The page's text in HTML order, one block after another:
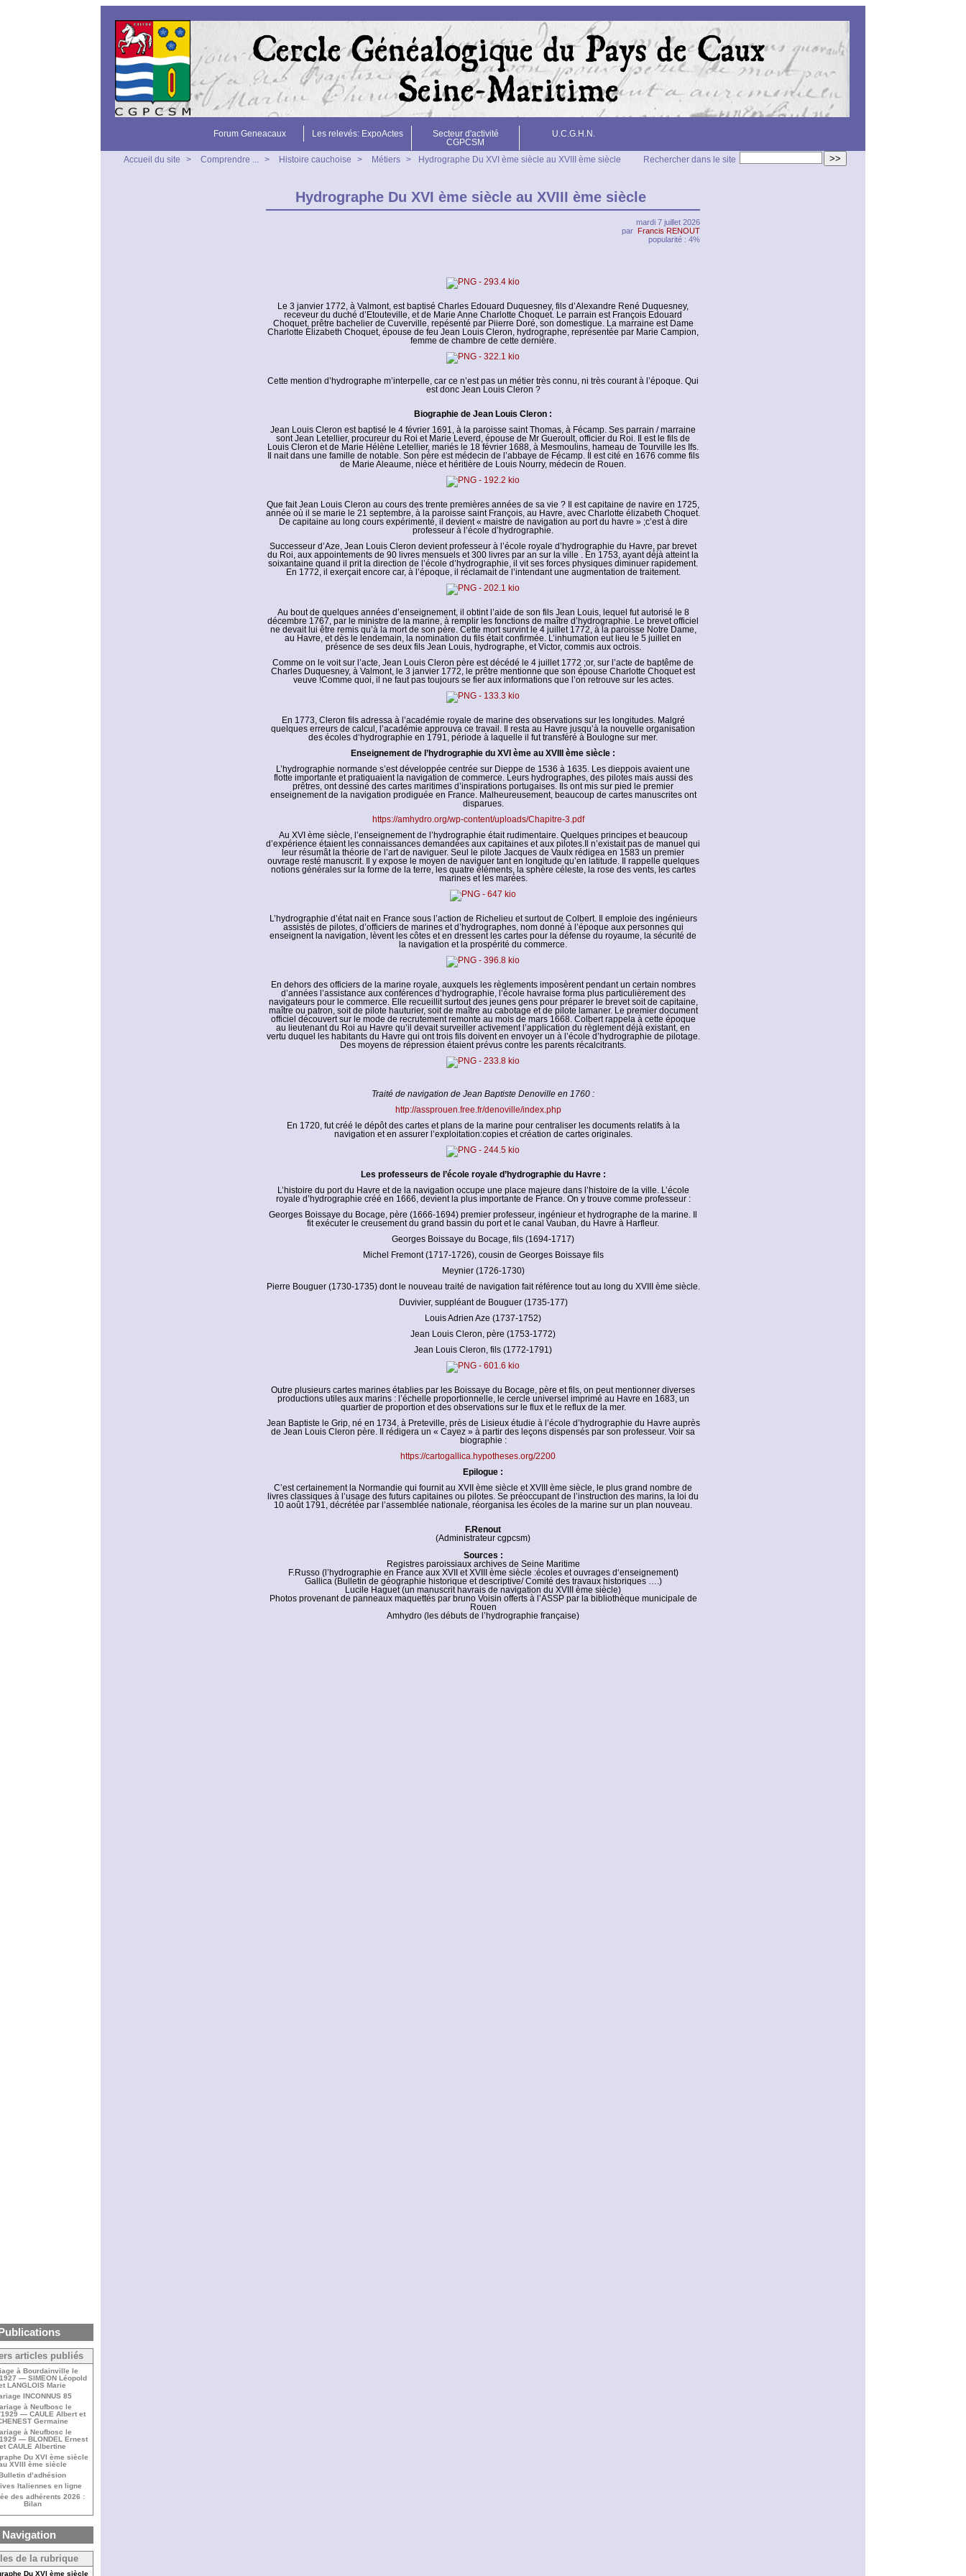
Forum Geneacaux Les relevés: ExpoActes
Secteur d'activité
CGPCSM
U.C.G.H.N.
>>
Rechercher dans le site
Accueil du site > Comprendre ... > Histoire cauchoise > Métiers > Hydrographe Du XVI ème siècle au XVIII ème siècle
Hydrographe Du XVI ème siècle au XVIII ème siècle
mardi 7 juillet 2026
par Francis RENOUT
popularité : 4%
Le 3 janvier 1772, à Valmont, est baptisé Charles Edouard Duquesney, fils d’Alexandre René Duquesney,
receveur du duché d’Etouteville, et de Marie Anne Charlotte Choquet. Le parrain est François Edouard
Choquet, prêtre bachelier de Cuverville, repésenté par Piierre Doré, son domestique. La marraine est Dame
Charlotte Elizabeth Choquet, épouse de feu Jean Louis Cleron, hydrographe, représentée par Marie Campion,
femme de chambre de cette dernière.
Cette mention d’hydrographe m’interpelle, car ce n’est pas un métier très connu, ni très courant à l’époque. Qui
est donc Jean Louis Cleron ?
Biographie de Jean Louis Cleron :
Jean Louis Cleron est baptisé le 4 février 1691, à la paroisse saint Thomas, à Fécamp. Ses parrain / marraine
sont Jean Letellier, procureur du Roi et Marie Leverd, épouse de Mr Gueroult, officier du Roi. Il est le fils de
Louis Cleron et de Marie Hélène Letellier, mariés le 18 février 1688, à Mesmoulins, hameau de Tourville les Ifs.
Il nait dans une famille de notable. Son père est médecin de l’abbaye de Fécamp. Il est cité en 1676 comme fils
de Marie Aleaume, nièce et héritière de Louis Nourry, médecin de Rouen.
Que fait Jean Louis Cleron au cours des trente premières années de sa vie ? Il est capitaine de navire en 1725,
année où il se marie le 21 septembre, à la paroisse saint François, au Havre, avec Charlotte élizabeth Choquet.
De capitaine au long cours expérimenté, il devient « maistre de navigation au port du havre » ;c’est à dire
professeur à l’école d’hydrographie.
Successeur d’Aze, Jean Louis Cleron devient professeur à l’école royale d’hydrographie du Havre, par brevet
du Roi, aux appointements de 90 livres mensuels et 300 livres par an sur la ville . En 1753, ayant déjà atteint la
soixantaine quand il prit la direction de l’école d’hydrographie, il vit ses forces physiques diminuer rapidement.
En 1772, il exerçait encore car, à l’époque, il réclamait de l’intendant une augmentation de traitement.
Au bout de quelques années d’enseignement, il obtint l’aide de son fils Jean Louis, lequel fut autorisé le 8
décembre 1767, par le ministre de la marine, à remplir les fonctions de maître d’hydrographie. Le brevet officiel
ne devait lui être remis qu’à la mort de son père. Cette mort survint le 4 juillet 1772, à la paroisse Notre Dame,
au Havre, et dès le lendemain, la nomination du fils était confirmée. L’inhumation eut lieu le 5 juillet en
présence de ses deux fils Jean Louis, hydrographe, et Victor, commis aux octrois.
Comme on le voit sur l’acte, Jean Louis Cleron père est décédé le 4 juillet 1772 ;or, sur l’acte de baptême de
Charles Duquesney, à Valmont, le 3 janvier 1772, le prêtre mentionne que son épouse Charlotte Choquet est
veuve !Comme quoi, il ne faut pas toujours se fier aux informations que l’on retrouve sur les actes.
En 1773, Cleron fils adressa à l’académie royale de marine des observations sur les longitudes. Malgré
quelques erreurs de calcul, l’académie approuva ce travail. Il resta au Havre jusqu’à la nouvelle organisation
des écoles d‘hydrographie en 1791, période à laquelle il fut transféré à Boulogne sur mer.
Enseignement de l’hydrographie du XVI ème au XVIII ème siècle :
L’hydrographie normande s’est développée centrée sur Dieppe de 1536 à 1635. Les dieppois avaient une
flotte importante et pratiquaient la navigation de commerce. Leurs hydrographes, des pilotes mais aussi des
prêtres, ont dessiné des cartes maritimes d’inspirations portugaises. Ils ont mis sur pied le premier
enseignement de la navigation prodiguée en France. Malheureusement, beaucoup de cartes manuscrites ont
disparues.
https://amhydro.org/wp-content/uploads/Chapitre-3.pdf
Au XVI ème siècle, l’enseignement de l’hydrographie était rudimentaire. Quelques principes et beaucoup
d’expérience étaient les connaissances demandées aux capitaines et aux pilotes.Il n’existait pas de manuel qui
leur résumât la théorie de l’art de naviguer. Seul le pilote Jacques de Vaulx rédigea en 1583 un premier
ouvrage resté manuscrit. Il y expose le moyen de naviguer tant en longitude qu’en latitude. Il rappelle quelques
notions générales sur la forme de la terre, les quatre éléments, la sphère céleste, la rose des vents, les cartes
marines et les marées.
L’hydrographie d’état nait en France sous l’action de Richelieu et surtout de Colbert. Il emploie des ingénieurs
assistés de pilotes, d’officiers de marines et d’hydrographes, nom donné à l’époque aux personnes qui
enseignent la navigation, lèvent les côtes et en dressent les cartes pour la défense du royaume, la sécurité de
la navigation et la prospérité du commerce.
En dehors des officiers de la marine royale, auxquels les règlements imposèrent pendant un certain nombres
d’années l’assistance aux conférences d’hydrographie, l’école havraise forma plus particulièrement des
navigateurs pour le commerce. Elle recueillit surtout des jeunes gens pour préparer le brevet soit de capitaine,
maître ou patron, soit de pilote hauturier, soit de maître au cabotage et de pilote lamaner. Le premier document
officiel découvert sur le mode de recrutement remonte au mois de mars 1668. Colbert rappela à cette époque
au lieutenant du Roi au Havre qu’il devait surveiller activement l’application du règlement déjà existant, en
vertu duquel les habitants du Havre qui ont trois fils doivent en envoyer un à l’école d’hydrographie de pilotage.
Des moyens de répression étaient prévus contre les parents récalcitrants.
Traité de navigation de Jean Baptiste Denoville en 1760 :
http://assprouen.free.fr/denoville/index.php
En 1720, fut créé le dépôt des cartes et plans de la marine pour centraliser les documents relatifs à la
navigation et en assurer l’exploitation:copies et création de cartes originales.
Les professeurs de l’école royale d’hydrographie du Havre :
L’histoire du port du Havre et de la navigation occupe une place majeure dans l’histoire de la ville. L’école
royale d’hydrographie créé en 1666, devient la plus importante de France. On y trouve comme professeur :
Georges Boissaye du Bocage, père (1666-1694) premier professeur, ingénieur et hydrographe de la marine. Il
fit exécuter le creusement du grand bassin du port et le canal Vauban, du Havre à Harfleur.
Georges Boissaye du Bocage, fils (1694-1717)
Michel Fremont (1717-1726), cousin de Georges Boissaye fils
Meynier (1726-1730)
Pierre Bouguer (1730-1735) dont le nouveau traité de navigation fait référence tout au long du XVIII ème siècle.
Duvivier, suppléant de Bouguer (1735-177)
Louis Adrien Aze (1737-1752)
Jean Louis Cleron, père (1753-1772)
Jean Louis Cleron, fils (1772-1791)
Outre plusieurs cartes marines établies par les Boissaye du Bocage, père et fils, on peut mentionner diverses
productions utiles aux marins : l’échelle proportionnelle, le cercle universel imprimé au Havre en 1683, un
quartier de proportion et des observations sur le flux et le reflux de la mer.
Jean Baptiste le Grip, né en 1734, à Preteville, près de Lisieux étudie à l’école d’hydrographie du Havre auprès
de Jean Louis Cleron père. Il rédigera un « Cayez » à partir des leçons dispensés par son professeur. Voir sa
biographie :
https://cartogallica.hypotheses.org/2200
Epilogue :
C’est certainement la Normandie qui fournit au XVII ème siècle et XVIII ème siècle, le plus grand nombre de
livres classiques à l’usage des futurs capitaines ou pilotes. Se préoccupant de l’instruction des marins, la loi du
10 août 1791, décrétée par l’assemblée nationale, réorganisa les écoles de la marine sur un plan nouveau.
F.Renout
(Administrateur cgpcsm)
Sources :
Registres paroissiaux archives de Seine Maritime
F.Russo (l’hydrographie en France aux XVII et XVIII ème siècle :écoles et ouvrages d‘enseignement)
Gallica (Bulletin de géographie historique et descriptive/ Comité des travaux historiques ….)
Lucile Haguet (un manuscrit havrais de navigation du XVIII ème siècle)
Photos provenant de panneaux maquettés par bruno Voisin offerts à l’ASSP par la bibliothèque municipale de
Rouen
Amhydro (les débuts de l’hydrographie française)
articles publiés
à Bourdainville le
— SIMEON Léopold
LANGLOIS Marie
INCONNUS 85
à Neufbosc le
— CAULE Albert et
Germaine
à Neufbosc le
— BLONDEL Ernest
CAULE Albertine
Du XVI ème siècle
XVIII ème siècle
d’adhésion
Italiennes en ligne
des adhérents 2026 :
Bilan
Navigation
de la rubrique
Du XVI ème siècle